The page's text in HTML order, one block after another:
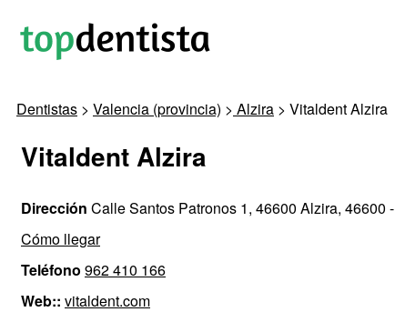
Dentistas > Valencia (provincia) > Alzira > Vitaldent Alzira
Vitaldent Alzira
Dirección Calle Santos Patronos 1, 46600 Alzira, 46600 -
Cómo llegar
Teléfono 962 410 166
Web:: vitaldent.com